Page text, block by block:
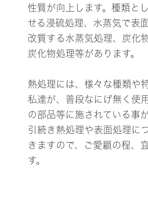
性質が向上します。種類と
せる浸硫処理、水蒸気で表
改質する水蒸気処理、炭化
炭化物処理等があります。
熱処理には、様々な種類や
私達が、普段なにげ無く使
の部品等に施されている事
引続き熱処理や表面処理に
きますので、ご愛顧の程、
す。